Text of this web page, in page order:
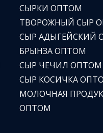
СЫРКИ ОПТОМ
ТВОРОЖНЫЙ СЫР
СЫР АДЫГЕЙСКИЙ
БРЫНЗА ОПТОМ
СЫР ЧЕЧИЛ ОПТОМ
СЫР КОСИЧКА
МОЛОЧНАЯ
ОПТОМ